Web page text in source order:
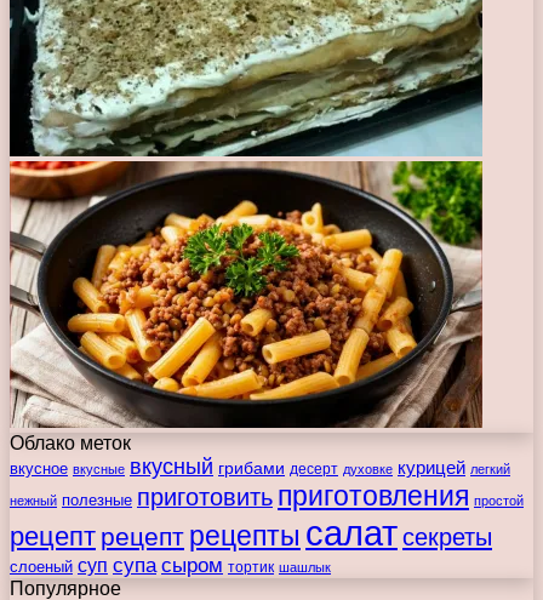
Облако меток
вкусное вкусные вкусный грибами десерт духовке курицей легкий
нежный полезные приготовить приготовления простой
рецепт рецепт рецепты салатсекреты
слоеный суп супа сыром тортик шашлык
Популярное